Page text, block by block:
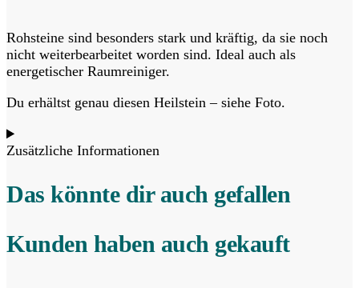
Rohsteine sind besonders stark und kräftig, da sie noch
nicht weiterbearbeitet worden sind. Ideal auch als
energetischer Raumreiniger.
Du erhältst genau diesen Heilstein – siehe Foto.
Zusätzliche Informationen
Das könnte dir auch gefallen
Kunden haben auch gekauft